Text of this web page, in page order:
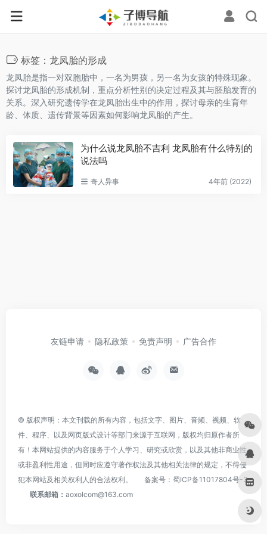
标签：龙凤胎的形成
龙凤胎是指一对双胞胎中，一名为男孩，另一名为女孩的特殊现象。
探讨龙凤胎的形成机制，重点分析性别的决定过程及其与胚胎发育的
关系。深入研究遗传学在龙凤胎出生中的作用，探讨母亲的生育年
龄、体质、遗传背景等因素如何影响龙凤胎的产生。
为什么说龙凤胎不吉利 龙凤胎有什么特别的
说法吗
奇人异事 4年前 (2022)
友链申请 隐私政策 免责声明 广告合作
© 版权声明：本文刊载的所有内容，包括文字、图片、音频、视频、软
件、程序、以及网页版式设计等部门来源于互联网，版权均归原作者所
有！本网站提供的内容服务于个人学习、研究或欣赏，以及其他非商业性
或非盈利性用途，但同时应遵守著作权法及其他相关法律的规定，不得侵
犯本网站及相关权利人的合法权利。
备案号： 蜀ICP备11017804号-3
联系邮箱： aoxolcom@163.com